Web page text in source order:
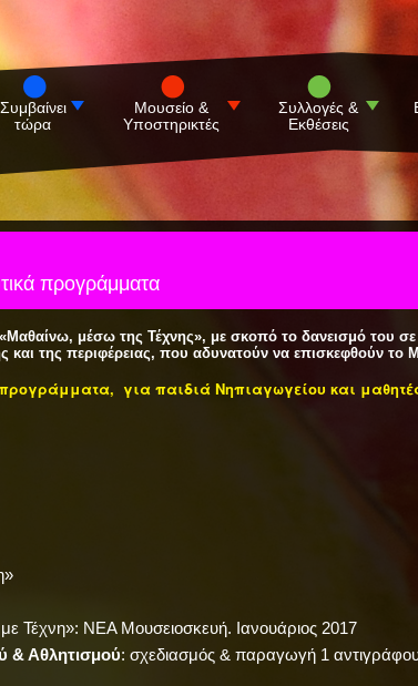
Συμβαίνει
τώρα
Μουσείο &
Υποστηρικτές
Συλλογές &
Εκθέσεις
προγράμματα
μέσω της Τέχνης», με σκοπό το δανεισμό του σε
και της περιφέρειας, που αδυνατούν να επισκεφθούν το
προγράμματα, για παιδιά Νηπιαγωγείου και
Τέχνη»: ΝΕΑ Μουσειοσκευή. Ιανουάριος 2017
& Αθλητισμού: σχεδιασμός & παραγωγή 1